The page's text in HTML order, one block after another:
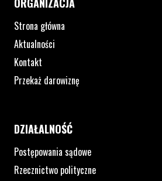
Strona główna
Aktualności
Kontakt
Przekaż darowiznę
DZIAŁALNOŚĆ
Postępowania sądowe
Rzecznictwo polityczne